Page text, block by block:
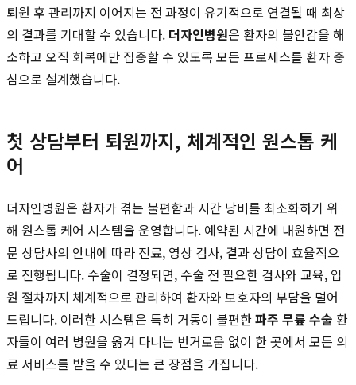
퇴원 후 관리까지 이어지는 전 과정이 유기적으로 연결될 때 최상
의 결과를 기대할 수 있습니다. 더자인병원은 환자의 불안감을 해
소하고 오직 회복에만 집중할 수 있도록 모든 프로세스를 환자 중
심으로 설계했습니다.
첫 상담부터 퇴원까지, 체계적인 원스톱 케
어
더자인병원은 환자가 겪는 불편함과 시간 낭비를 최소화하기 위
해 원스톱 케어 시스템을 운영합니다. 예약된 시간에 내원하면 전
문 상담사의 안내에 따라 진료, 영상 검사, 결과 상담이 효율적으
로 진행됩니다. 수술이 결정되면, 수술 전 필요한 검사와 교육, 입
원 절차까지 체계적으로 관리하여 환자와 보호자의 부담을 덜어
드립니다. 이러한 시스템은 특히 거동이 불편한파주 무릎 수술 환
자들이 여러 병원을 옮겨 다니는 번거로움 없이 한 곳에서 모든 의
료 서비스를 받을 수 있다는 큰 장점을 가집니다.